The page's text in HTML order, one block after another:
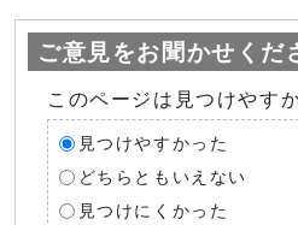
ご意見をお聞かせくだ
このページは見つけやす
見つけやすかった
どちらともいえない
見つけにくかった